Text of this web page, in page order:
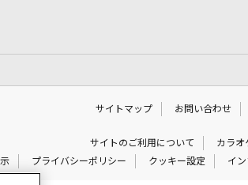
サイトマップ お問い合わせ
サイトのご利用について カラオ
プライバシーポリシー クッキー設定 イ